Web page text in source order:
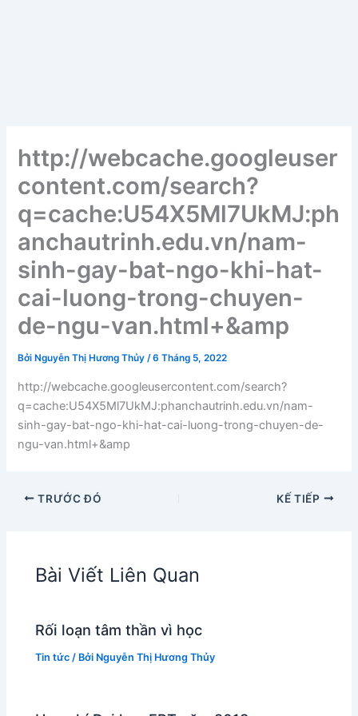
http://webcache.googleuser
content.com/search?
q=cache:U54X5Ml7UkMJ:ph
anchautrinh.edu.vn/nam-
sinh-gay-bat-ngo-khi-hat-
cai-luong-trong-chuyen-
de-ngu-van.html+&amp
Bởi Nguyễn Thị Hương Thủy/6 Tháng 5, 2022
http://webcache.googleusercontent.com/search?
q=cache:U54X5Ml7UkMJ:phanchautrinh.edu.vn/nam-
sinh-gay-bat-ngo-khi-hat-cai-luong-trong-chuyen-de-
ngu-van.html+&amp
TRƯỚC ĐÓ KẾ TIẾP
Bài Viết Liên Quan
Rối loạn tâm thần vì học
Tin tức / Bởi Nguyễn Thị Hương Thủy